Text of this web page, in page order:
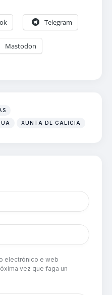
Telegram
Mastodon
XUNTA DE GALICIA
electrónico e web
vez que faga un